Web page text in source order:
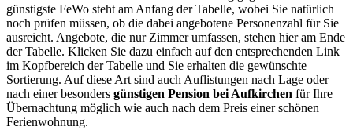
günstigste FeWo steht am Anfang der Tabelle, wobei Sie natürlich
noch prüfen müssen, ob die dabei angebotene Personenzahl für Sie
ausreicht. Angebote, die nur Zimmer umfassen, stehen hier am Ende
der Tabelle. Klicken Sie dazu einfach auf den entsprechenden Link
im Kopfbereich der Tabelle und Sie erhalten die gewünschte
Sortierung. Auf diese Art sind auch Auflistungen nach Lage oder
nach einer besonders günstigen Pension bei Aufkirchen für Ihre
Übernachtung möglich wie auch nach dem Preis einer schönen
Ferienwohnung.